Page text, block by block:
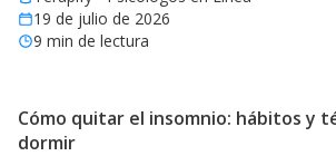
19 de julio de 2026
9 min de lectura
Cómo quitar el insomnio: hábitos y
dormir